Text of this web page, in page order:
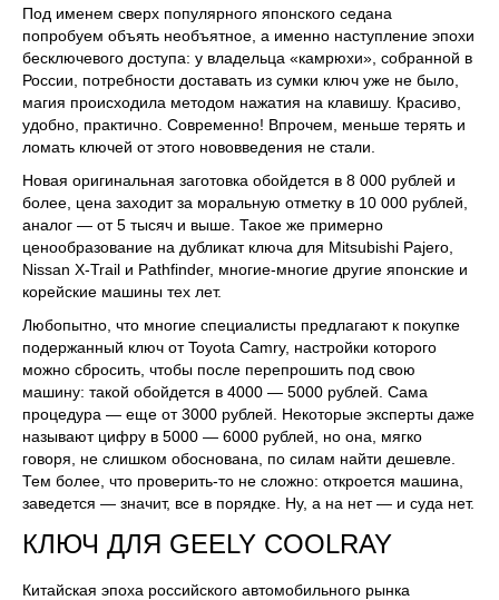
Под именем сверх популярного японского седана
попробуем объять необъятное, а именно наступление эпохи
бесключевого доступа: у владельца «камрюхи», собранной в
России, потребности доставать из сумки ключ уже не было,
магия происходила методом нажатия на клавишу. Красиво,
удобно, практично. Современно! Впрочем, меньше терять и
ломать ключей от этого нововведения не стали.
Новая оригинальная заготовка обойдется в 8 000 рублей и
более, цена заходит за моральную отметку в 10 000 рублей,
аналог — от 5 тысяч и выше. Такое же примерно
ценообразование на дубликат ключа для Mitsubishi Pajero,
Nissan X-Trail и Pathfinder, многие-многие другие японские и
корейские машины тех лет.
Любопытно, что многие специалисты предлагают к покупке
подержанный ключ от Toyota Camry, настройки которого
можно сбросить, чтобы после перепрошить под свою
машину: такой обойдется в 4000 — 5000 рублей. Сама
процедура — еще от 3000 рублей. Некоторые эксперты даже
называют цифру в 5000 — 6000 рублей, но она, мягко
говоря, не слишком обоснована, по силам найти дешевле.
Тем более, что проверить-то не сложно: откроется машина,
заведется — значит, все в порядке. Ну, а на нет — и суда нет.
КЛЮЧ ДЛЯ GEELY COOLRAY
Китайская эпоха российского автомобильного рынка